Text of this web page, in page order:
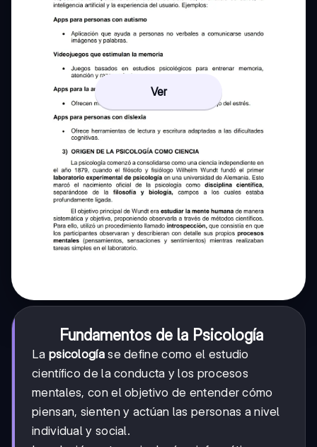
Ver
Fundamentos de la Psicología
La psicologíase define como el estudio
científico de la conducta y los procesos
mentales, con el objetivo de entender cómo
piensan, sienten y actúan las personas a nivel
individual y social.